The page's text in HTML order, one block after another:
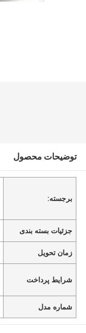
توضیحات محصول
برجسته:
جزئیات بسته بندی
زمان تحویل
شرایط پرداخت
شماره مدل